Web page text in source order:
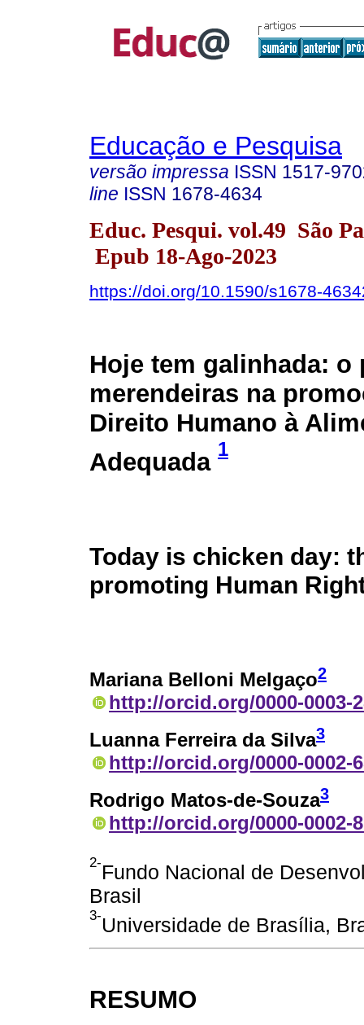
Educação e Pesquisa
versão impressa ISSN 1517-
line ISSN 1678-4634
Educ. Pesqui. vol.49 São
Epub 18-Ago-2023
https://doi.org/10.1590/s1678-
Hoje tem galinhada: o
merendeiras na
Direito Humano à
Adequada 1
Today is chicken day:
promoting Human
Mariana Belloni Melgaço2
http://orcid.org/0000-0003-
Luanna Ferreira da Silva3
http://orcid.org/0000-0002-
Rodrigo Matos-de-Souza3
http://orcid.org/0000-0002-
2-Fundo Nacional de
Brasil
3-Universidade de Brasília,
RESUMO